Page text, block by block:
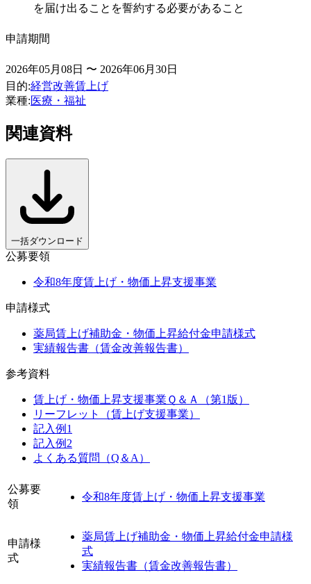
を届け出ることを誓約する必要があること
申請期間
2026年05月08日 〜 2026年06月30日
目的:経営改善賃上げ
業種:医療・福祉
関連資料
一括ダウンロード
公募要領
令和8年度賃上げ・物価上昇支援事業
申請様式
薬局賃上げ補助金・物価上昇給付金申請様式
実績報告書（賃金改善報告書）
参考資料
賃上げ・物価上昇支援事業Ｑ＆Ａ（第1版）
リーフレット（賃上げ支援事業）
記入例1
記入例2
よくある質問（Q＆A）
公募要
領
令和8年度賃上げ・物価上昇支援事業
申請様
式
薬局賃上げ補助金・物価上昇給付金申請様
式
実績報告書（賃金改善報告書）